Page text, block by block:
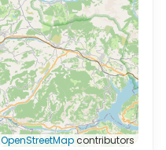
OpenStreetMapcontributors